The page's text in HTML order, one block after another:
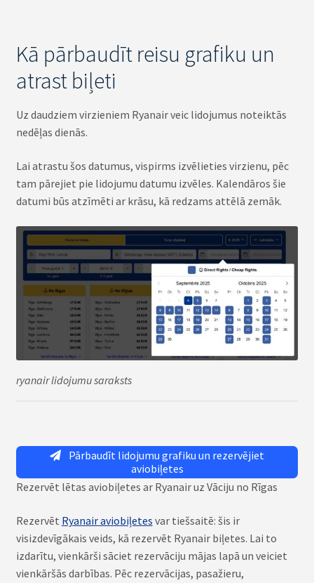
Kā pārbaudīt reisu grafiku un
atrast biļeti
Uz daudziem virzieniem Ryanair veic lidojumus noteiktās
nedēļas dienās.
Lai atrastu šos datumus, vispirms izvēlieties virzienu, pēc
tam pārejiet pie lidojumu datumu izvēles. Kalendāros šie
datumi būs atzīmēti ar krāsu, kā redzams attēlā zemāk.
ryanair lidojumu saraksts
Pārbaudīt lidojumu grafiku un rezervējiet
aviobiļetes
Rezervēt lētas aviobiļetes ar Ryanair uz Vāciju no Rīgas
Rezervēt Ryanair aviobiļetes var tiešsaitē: šis ir
visizdevīgākais veids, kā rezervēt Ryanair biļetes. Lai to
izdarītu, vienkārši sāciet rezervāciju mājas lapā un veiciet
vienkāršās darbības. Pēc rezervācijas, pasažieru,